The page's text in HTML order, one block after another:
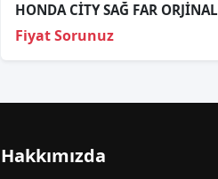
HONDA CİTY SAĞ FAR ORJİNAL
Fiyat Sorunuz
Hakkımızda